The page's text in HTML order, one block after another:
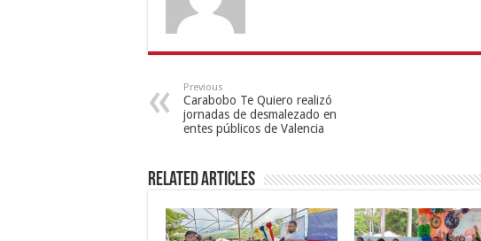
Previous
Carabobo Te Quiero realizó
jornadas de desmalezado en
entes públicos de Valencia
Related Articles